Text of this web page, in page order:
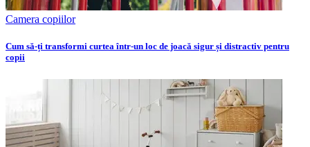
Camera copiilor
Cum să-ți transformi curtea într-un loc de joacă sigur și distractiv pentru
copii